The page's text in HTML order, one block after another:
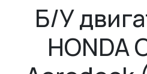
Б/У
HONDA